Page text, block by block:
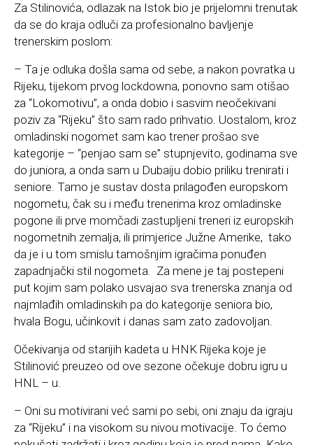
Za Stilinovića, odlazak na Istok bio je prijelomni trenutak
da se do kraja odluči za profesionalno bavljenje
trenerskim poslom:
– Ta je odluka došla sama od sebe, a nakon povratka u
Rijeku, tijekom prvog lockdowna, ponovno sam otišao
za “Lokomotivu”, a onda dobio i sasvim neočekivani
poziv za “Rijeku” što sam rado prihvatio. Uostalom, kroz
omladinski nogomet sam kao trener prošao sve
kategorije – “penjao sam se” stupnjevito, godinama sve
do juniora, a onda sam u Dubaiju dobio priliku trenirati i
seniore. Tamo je sustav dosta prilagođen europskom
nogometu, čak su i među trenerima kroz omladinske
pogone ili prve momčadi zastupljeni treneri iz europskih
nogometnih zemalja, ili primjerice Južne Amerike, tako
da je i u tom smislu tamošnjim igračima ponuđen
zapadnjački stil nogometa. Za mene je taj postepeni
put kojim sam polako usvajao sva trenerska znanja od
najmlađih omladinskih pa do kategorije seniora bio,
hvala Bogu, učinkovit i danas sam zato zadovoljan.
Očekivanja od starijih kadeta u HNK Rijeka koje je
Stilinović preuzeo od ove sezone očekuje dobru igru u
HNL – u.
– Oni su motivirani već sami po sebi, oni znaju da igraju
za “Rijeku” i na visokom su nivou motivacije. To ćemo